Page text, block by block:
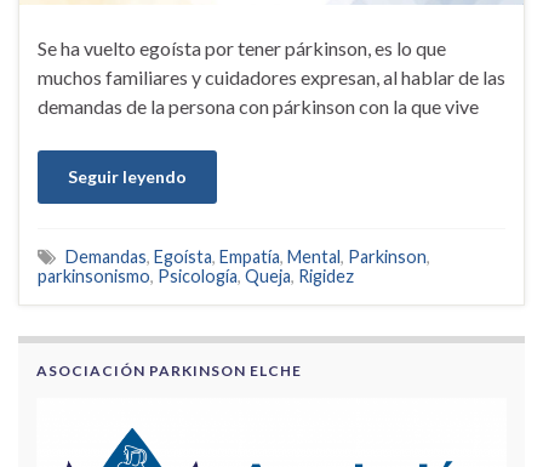
Se ha vuelto egoísta por tener párkinson, es lo que
muchos familiares y cuidadores expresan, al hablar de las
demandas de la persona con párkinson con la que vive
Seguir leyendo
Demandas, Egoísta, Empatía, Mental, Parkinson,
parkinsonismo, Psicología, Queja, Rigidez
ASOCIACIÓN PARKINSON ELCHE